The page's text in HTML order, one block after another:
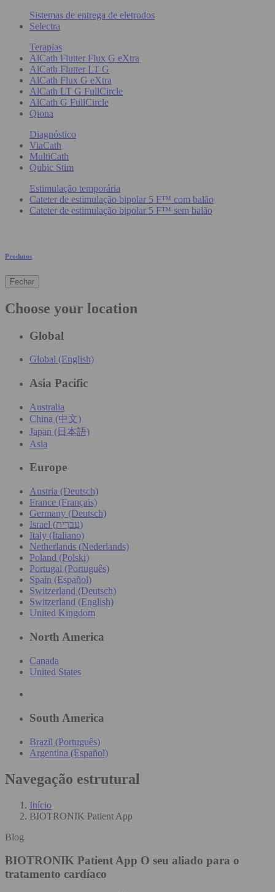
Sistemas de entrega de eletrodos
Selectra
Terapias
AlCath Flutter Flux G eXtra
AlCath Flutter LT G
AlCath Flux G eXtra
AlCath LT G FullCircle
AlCath G FullCircle
Qiona
Diagnóstico
ViaCath
MultiCath
Qubic Stim
Estimulação temporária
Cateter de estimulação bipolar 5 F™ com balão
Cateter de estimulação bipolar 5 F™ sem balão
Produtos
Fechar
Choose your location
Global
Global (English)
Asia Pacific
Australia
China (中文)
Japan (日本語)
Asia
Europe
Austria (Deutsch)
France (Français)
Germany (Deutsch)
Israel (עִברִית)
Italy (Italiano)
Netherlands (Nederlands)
Poland (Polski)
Portugal (Português)
Spain (Español)
Switzerland (Deutsch)
Switzerland (English)
United Kingdom
North America
Canada
United States
South America
Brazil (Português)
Argentina (Español)
Navegação estrutural
Início
BIOTRONIK Patient App
Blog
BIOTRONIK Patient App O seu aliado para o
tratamento cardíaco